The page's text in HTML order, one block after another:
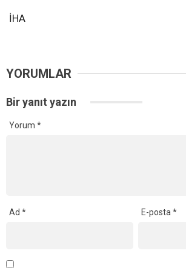
İHA
YORUMLAR
Bir yanıt yazın
Yorum *
Ad * E-posta*